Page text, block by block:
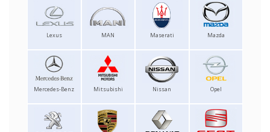
Lexus MAN Maserati Mazda
Mercedes-Benz Mitsubishi Nissan Opel